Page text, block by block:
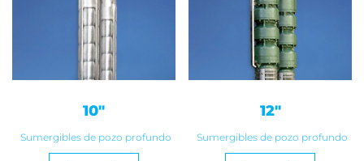
10″
Sumergibles de pozo profundo
12″
Sumergibles de pozo profundo